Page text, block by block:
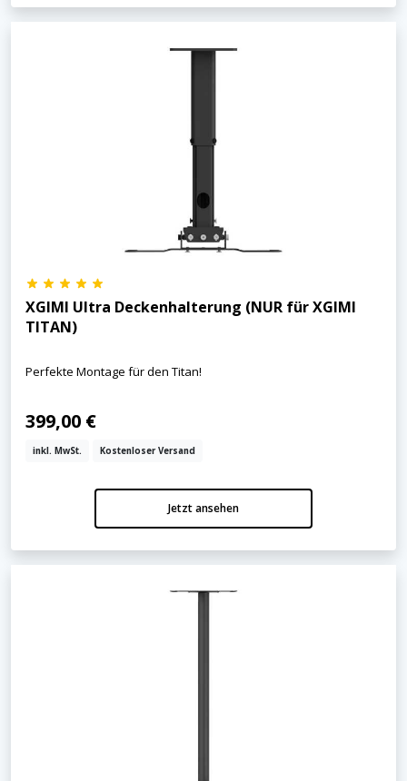
XGIMI Ultra Deckenhalterung (NUR für XGIMI
TITAN)
Perfekte Montage für den Titan!
399,00 €
inkl. MwSt. Kostenloser Versand
Jetzt ansehen